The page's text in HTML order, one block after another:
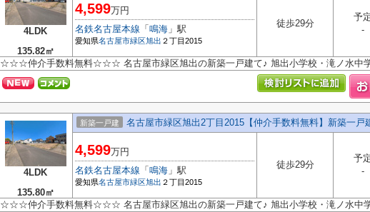
4LDK
135.82㎡
4,599万円
名鉄名古屋本線 「 鳴海 」駅
愛知県名古屋市緑区旭出 ２丁目2015
徒歩29分
予
-
☆☆☆仲介手数料無料☆☆☆ 名古屋市緑区旭出の新築一戸建て♪ 旭出小学校・滝ノ水中
4LDK
135.80㎡
新築一戸建 名古屋市緑区旭出2丁目2015【仲介手数料無料】新築一
4,599万円
名鉄名古屋本線 「 鳴海 」駅
愛知県名古屋市緑区旭出 ２丁目2015
徒歩29分
予
-
☆☆☆仲介手数料無料☆☆☆ 名古屋市緑区旭出の新築一戸建て♪ 旭出小学校・滝ノ水中